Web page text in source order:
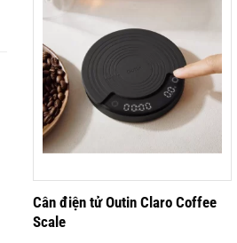
Cân điện tử Outin Claro Coffee
Scale